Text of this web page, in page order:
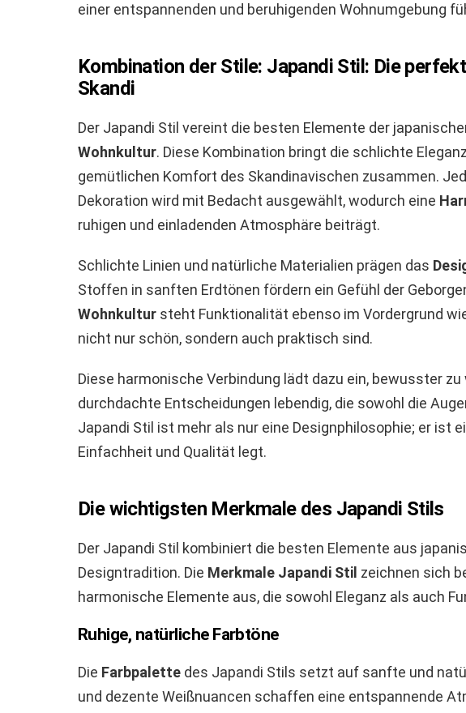
einer entspannenden und beruhigenden Wohnumgebung
Kombination der Stile: Japandi Stil: Die
Skandi
Der Japandi Stil vereint die besten Elemente der
Wohnkultur. Diese Kombination bringt die schlichte
gemütlichen Komfort des Skandinavischen zusammen.
Dekoration wird mit Bedacht ausgewählt, wodurch eine
ruhigen und einladenden Atmosphäre beiträgt.
Schlichte Linien und natürliche Materialien prägen das
Stoffen in sanften Erdtönen fördern ein Gefühl der
Wohnkultur steht Funktionalität ebenso im Vordergrund
nicht nur schön, sondern auch praktisch sind.
Diese harmonische Verbindung lädt dazu ein, bewusster
durchdachte Entscheidungen lebendig, die sowohl die
Japandi Stil ist mehr als nur eine Designphilosophie; er ist
Einfachheit und Qualität legt.
Die wichtigsten Merkmale des Japandi Stils
Der Japandi Stil kombiniert die besten Elemente aus
Designtradition. Die Merkmale Japandi Stil zeichnen sich
harmonische Elemente aus, die sowohl Eleganz als auch
Ruhige, natürliche Farbtöne
Die Farbpalette des Japandi Stils setzt auf sanfte und
und dezente Weißnuancen schaffen eine entspannende